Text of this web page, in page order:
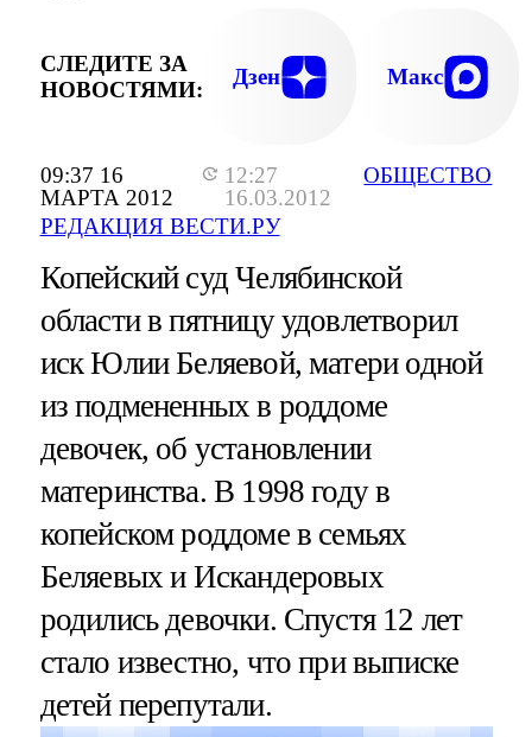
09:37 16
МАРТА 2012
12:27
16.03.2012
РЕДАКЦИЯ ВЕСТИ.РУ
ОБЩЕСТВО
СЛЕДИТЕ ЗА
НОВОСТЯМИ:
Дзен Макс
Копейский суд Челябинской
области в пятницу удовлетворил
иск Юлии Беляевой, матери одной
из подмененных в роддоме
девочек, об установлении
материнства. В 1998 году в
копейском роддоме в семьях
Беляевых и Искандеровых
родились девочки. Спустя 12 лет
стало известно, что при выписке
детей перепутали.